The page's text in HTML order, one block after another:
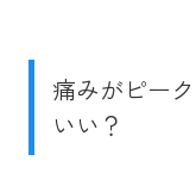
痛みがピー
いい？